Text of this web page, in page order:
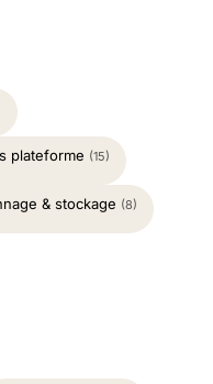
plateforme (15)
& stockage (8)